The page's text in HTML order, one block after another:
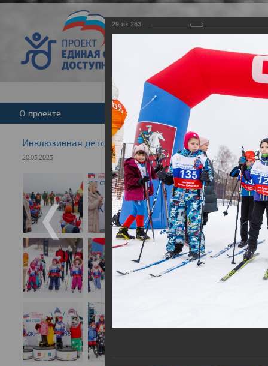
Версия для
О проекте Команда Новости
Инклюзивная детская гонка "Лыжня здоровья" 2023
20.03.2023
29 из 263